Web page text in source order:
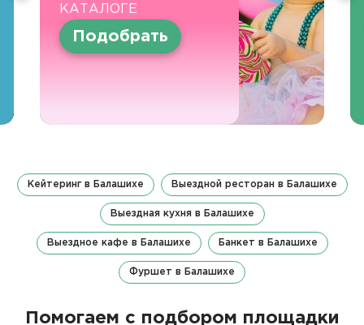
КАТАЛОГЕ
Подобрать
Кейтеринг в Балашихе Выездной ресторан в Балашихе
Выездная кухня в Балашихе
Выездное кафе в Балашихе Банкет в Балашихе
Фуршет в Балашихе
Помогаем с подбором площадки